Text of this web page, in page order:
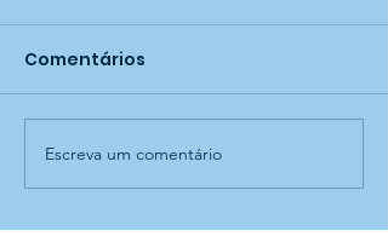
Oficina de confecção
de cestaria — CECI
Jaraguá
Comentários
Escreva um comentário